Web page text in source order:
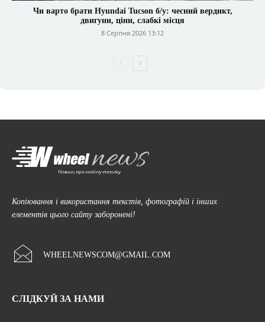
Чи варто брати Hyundai Tucson б/у: чесний вердикт,
двигуни, ціни, слабкі місця
8 Серпня 2026 13:12
Копіювання і використання текстів, фотографій і інших
елементів цього сайту заборонені!
WHEELNEWSCOM@GMAIL.COM
СЛІДКУЙ ЗА НАМИ